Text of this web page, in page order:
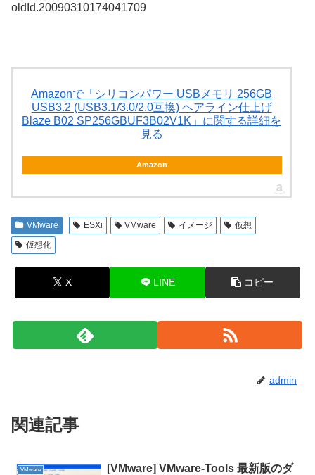
oldId.20090310174041709
Amazonで「シリコンパワー USBメモリ 256GB
USB3.2 (USB3.1/3.0/2.0互換) ヘアライン仕上げ
Blaze B02 SP256GBUF3B02V1K」に関する詳細を
見る
Amazon
VMware ESXi VMware イメージ
仮想
仮想化
X LINE コピー
admin
関連記事
VMware
[VMware] VMware-Tools 最新版のダ